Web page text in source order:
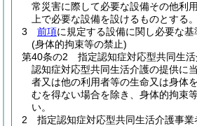
常災害に際して必要な設備その他利
上で必要な設備を設けるものとする。
3
前項に規定する設備に関し必要な基
(身体的拘束等の禁止)
第40条の2
指定認知症対応型共同生
認知症対応型共同生活介護の提供に
者又は他の利用者等の生命又は身体
むを得ない場合を除き、身体的拘束
い。
2
指定認知症対応型共同生活介護事業